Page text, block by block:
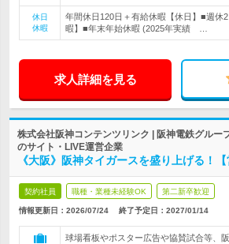
休日
休暇
年間休日120日＋有給休暇【休日】■週休
暇】■年末年始休暇 (2025年実績 …
求人詳細を見る
株式会社阪神コンテンツリンク | 阪神電鉄グルー
のサイト・LIVE運営企業
《大阪》阪神タイガースを盛り上げる！【
契約社員 職種・業種未経験OK 第二新卒歓迎
情報更新日：2026/07/24 終了予定日： 2027/01/14
球場看板やポスター広告や協賛試合等、